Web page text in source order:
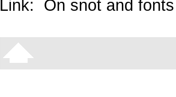
Link: On snot and fonts